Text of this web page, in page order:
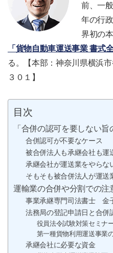
前、一
年の行
界初の
「貨物自動車運送事業 書式全
る。【本部：神奈川県横浜
３０１】
目次
「合併の認可を要しない
合併認可が不要なケース
被合併法人も承継会社も運
承継会社が運送業をやらな
そもそも被合併法人が運送
運輸業の合併や分割での注
事業承継専門司法書士 金
法務局の登記申請日と合併
役員法令試験対策セミナ
第一種貨物利用運送事業
承継会社に必要な資金